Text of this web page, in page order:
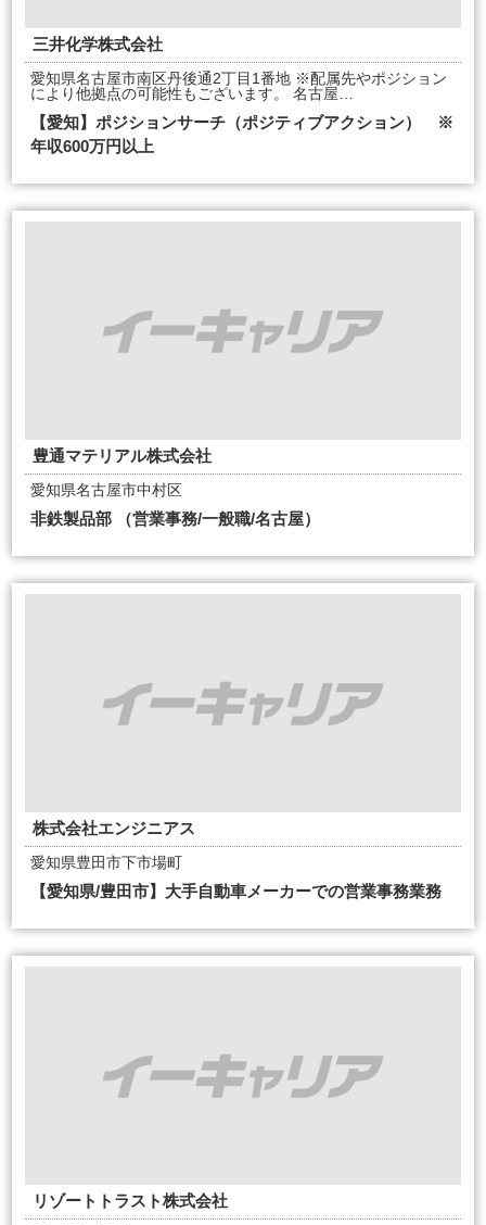
三井化学株式会社
愛知県名古屋市南区丹後通2丁目1番地 ※配属先やポジション
により他拠点の可能性もございます。 名古屋…
【愛知】ポジションサーチ（ポジティブアクション） ※
年収600万円以上
豊通マテリアル株式会社
愛知県名古屋市中村区
非鉄製品部 （営業事務/一般職/名古屋）
株式会社エンジニアス
愛知県豊田市下市場町
【愛知県/豊田市】大手自動車メーカーでの営業事務業務
リゾートトラスト株式会社